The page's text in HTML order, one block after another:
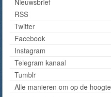
Nieuwsbrief
RSS
Twitter
Facebook
Instagram
Telegram kanaal
Tumblr
Alle manieren om op de